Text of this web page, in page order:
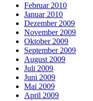
Februar 2010
Januar 2010
Dezember 2009
November 2009
Oktober 2009
September 2009
August 2009
Juli 2009
Juni 2009
Mai 2009
April 2009